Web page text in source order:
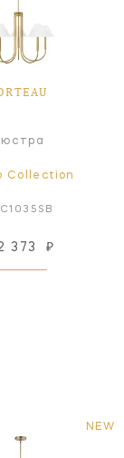
Collection
373 ₽
NEW